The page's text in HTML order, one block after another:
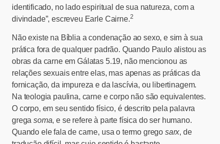
identificado, no lado espiritual de sua natureza, com a
divindade”, escreveu Earle Cairne.2
Não existe na Bíblia a condenação ao sexo, e sim à sua
prática fora de qualquer padrão. Quando Paulo alistou as
obras da carne em Gálatas 5.19, não mencionou as
relações sexuais entre elas, mas apenas as práticas da
fornicação, da impureza e da lascívia, ou libertinagem.
Na teologia paulina, carne e corpo não são equivalentes.
O corpo, em seu sentido físico, é descrito pela palavra
gregasoma, e se refere à parte física do ser humano.
Quando ele fala de carne, usa o termo grego sarx, de